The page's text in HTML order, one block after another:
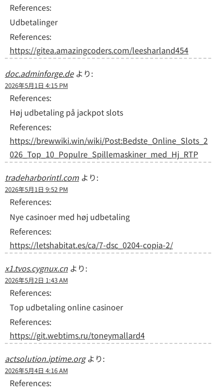
References:
Udbetalinger
References:
https://gitea.amazingcoders.com/leesharland454
doc.adminforge.de より:
2026年5月1日 4:15 PM
References:
Høj udbetaling på jackpot slots
References:
https://brewwiki.win/wiki/Post:Bedste_Online_Slots_2
026_Top_10_Populre_Spillemaskiner_med_Hj_RTP
tradeharborintl.com より:
2026年5月1日 9:52 PM
References:
Nye casinoer med høj udbetaling
References:
https://letshabitat.es/ca/7-dsc_0204-copia-2/
x1.tvos.cygnux.cn より:
2026年5月2日 1:43 AM
References:
Top udbetaling online casinoer
References:
https://git.webtims.ru/toneymallard4
actsolution.iptime.org より:
2026年5月4日 4:16 AM
References: